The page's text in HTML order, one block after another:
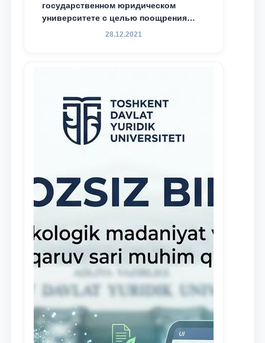
государственном юридическом
университете с целью поощрения
талантливых, активных и
28.12.2021